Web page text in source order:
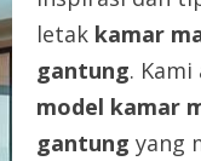
letak kamar
gantung.
model kamar
gantung yang